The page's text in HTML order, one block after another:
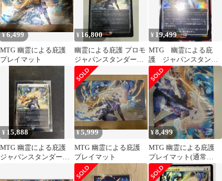
¥6,499
MTG 幽霊による庇護
プレイマット
¥ 16,800
幽霊による庇護 プロモ
ジャパンスタンダード
カップ
¥ 19,499
MTG 幽霊による庇
護 ジャパンスタンダ
ードカップ
¥ 15,888
MTG 幽霊による庇護
ジャパンスタンダード
¥5,999
MTG 幽霊による庇護
プレイマット
¥8,499
MTG 幽霊による庇護
プレイマット(通常
版) さいとうなおき